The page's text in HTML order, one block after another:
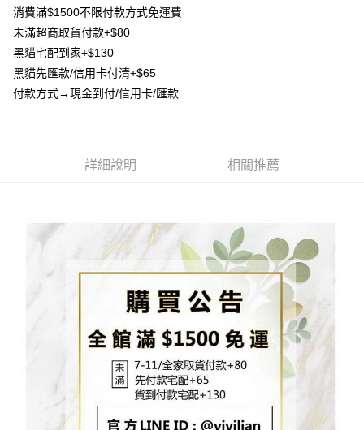
2.付款方式選擇「大哥付你分期」，訂單成立後會自動跳轉到大哥付的交易
流程，驗證手機門號後，選擇欲分期的期數、繳款截止日，確認付款後即完
成交易。
3.實際核准額度、可分期數及費用金額請依後續交易確認頁面所載為準。
4.訂單成立30分鐘內，如未前往確認交易或遇審核未通過，訂單將自動取
消。如遇「轉專審核」未通過狀況，表示未達大哥付你分期系統評分，恕無
法說明評估內容。
帳／街口支付／iPASS MONEY」等通路繳費。
用戶於交易時，得透過本服務購買商品或服務，並由商店將買賣／分期付款
買賣價金債權讓與本公司後，依約使用本公司帳單繳交帳款。
2.基於同意付款使用「大哥付你分期」之契約關係目的，商店將以您的個人
資料（包含姓名、電話或地址）提供予台灣大哥大進項蒐集、處理及利用，
由本公司與您本人進行分期帳單所需資料之確認、核對及更正。
3.完整用戶服務條款，請詳閱以下連結：https://oppay.tw/userRule
相關說明
【關於「AFTEE先享後付」】
便利好安心！
１．簡單：不需註冊會員、不需綁卡、不需儲值。
２．便利：只要手機號碼，簡訊認證，即可結帳。
３．安心：先確認商品／服務後，再付款。
結帳頁面，進行簡訊認證並確認金額後，即可完成結帳。
２．訂單成立數日內，您將收到繳費通知簡訊。
購買商品的店家。未經商家同意取消之訂單仍視為有效，需透過AFTEE先享
※ 交易是否成功請以「AFTEE先享後付 」之結帳頁面顯示為準，若有關於
是否繳費成功／繳費後需取消欲退款等相關疑問，請聯繫「AFTEE先享後付
https://netprotections.freshdesk.com/support/home
【注意事項】
１．透過由恩沛科技股份有限公司提供之「AFTEE先享後付」服務完成之交
易，需依本服務之必要範圍內提供個人資料，並將交易相關給付款項請求債
權轉讓予恩沛科技股份有限公司。
２．關於個人資料處理事宜，請瀏覽以下網址：
https://aftee.tw/terms/#terms3
３．未成年的使用者請事先徵得法定代理人或監護人之同意方可使用
「AFTEE先享後付」，若未經同意申辦者引起之損失，本公司不負相關責
ATM付款
貨到付款
每筆NT$80，滿NT$1,500(含以上)免運費
先付款宅配到府
每筆NT$65，滿NT$1,500(含以上)免運費
每筆NT$130，滿NT$1,500(含以上)免運費
查看運費
消費滿$1500不限付款方式免運費
未滿超商取貨付款+$80
黑貓宅配到家+$130
黑貓先匯款/信用卡付清+$65
付款方式→現金到付/信用卡/匯款
詳細說明 相關推薦